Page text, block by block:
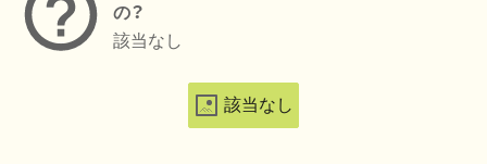
の？
該当なし
該当なし